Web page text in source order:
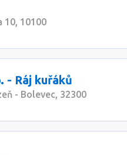
10, 10100
- Ráj kuřáků
- Bolevec, 32300